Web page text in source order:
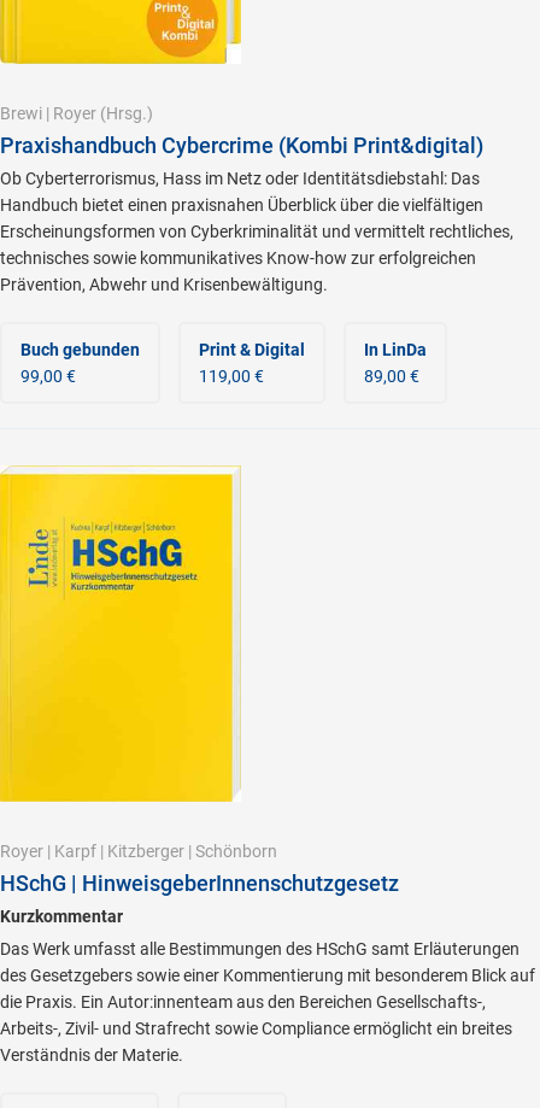
Brewi | Royer (Hrsg.)
Praxishandbuch Cybercrime (Kombi Print&digital)
Ob Cyberterrorismus, Hass im Netz oder Identitätsdiebstahl: Das
Handbuch bietet einen praxisnahen Überblick über die vielfältigen
Erscheinungsformen von Cyberkriminalität und vermittelt rechtliches,
technisches sowie kommunikatives Know-how zur erfolgreichen
Prävention, Abwehr und Krisenbewältigung.
Buch gebunden
99,00 €
Print & Digital
119,00 €
In LinDa
89,00 €
Royer | Karpf | Kitzberger | Schönborn
HSchG | HinweisgeberInnenschutzgesetz
Kurzkommentar
Das Werk umfasst alle Bestimmungen des HSchG samt Erläuterungen
des Gesetzgebers sowie einer Kommentierung mit besonderem Blick auf
die Praxis. Ein Autor:innenteam aus den Bereichen Gesellschafts-,
Arbeits-, Zivil- und Strafrecht sowie Compliance ermöglicht ein breites
Verständnis der Materie.